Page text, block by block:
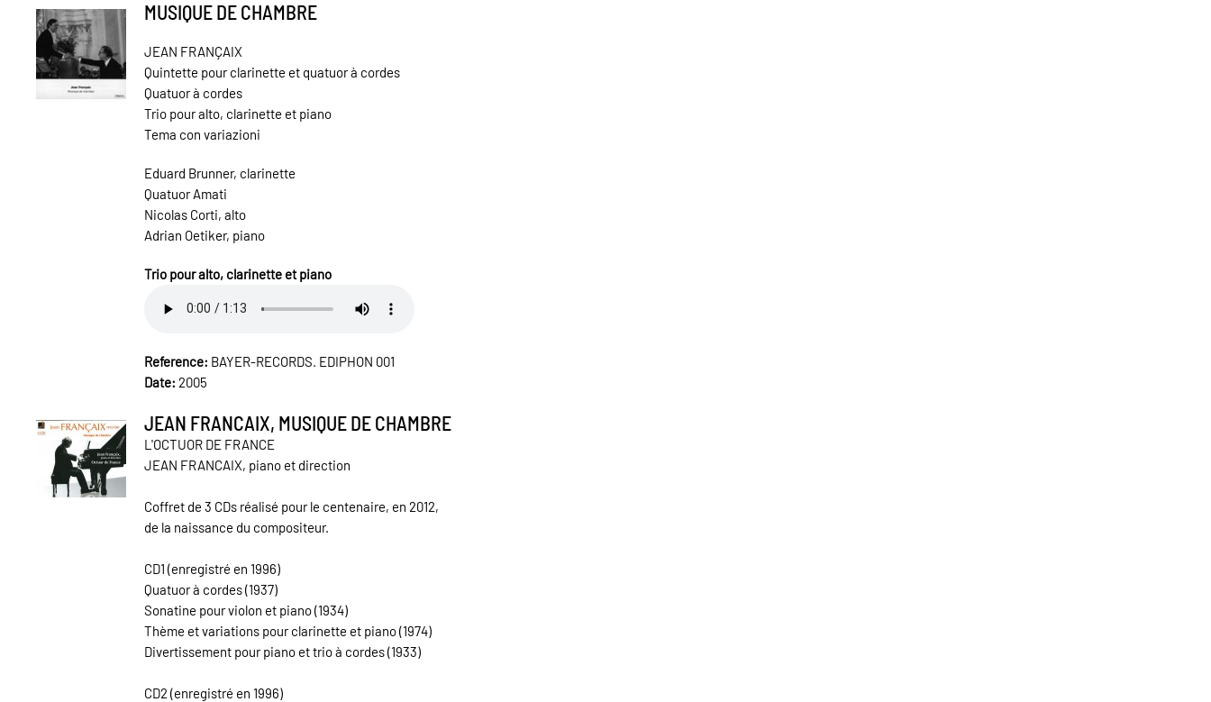
MUSIQUE DE CHAMBRE
JEAN FRANÇAIX
Quintette pour clarinette et quatuor à cordes
Quatuor à cordes
Trio pour alto, clarinette et piano
Tema con variazioni
Eduard Brunner, clarinette
Quatuor Amati
Nicolas Corti, alto
Adrian Oetiker, piano
Trio pour alto, clarinette et piano
Reference: BAYER-RECORDS. EDIPHON 001
Date: 2005
JEAN FRANCAIX, MUSIQUE DE CHAMBRE
L'OCTUOR DE FRANCE
JEAN FRANCAIX, piano et direction
Coffret de 3 CDs réalisé pour le centenaire, en 2012,
de la naissance du compositeur.
CD1 (enregistré en 1996)
Quatuor à cordes (1937)
Sonatine pour violon et piano (1934)
Thème et variations pour clarinette et piano (1974)
Divertissement pour piano et trio à cordes (1933)
CD2 (enregistré en 1996)